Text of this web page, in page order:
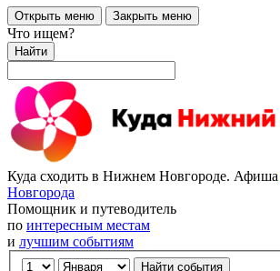
Открыть меню Закрыть меню
Что ищем?
Найти
Куда сходить в Нижнем Новгороде. Афиша
Новгорода
Помощник и путеводитель
по интересным местам
и лучшим событиям